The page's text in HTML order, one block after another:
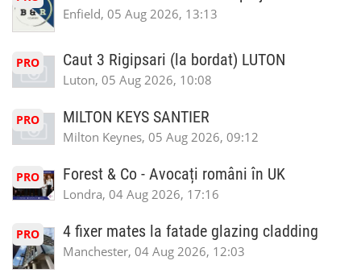
Enfield, 05 Aug 2026, 13:13
PRO Caut 3 Rigipsari (la bordat) LUTON
Luton, 05 Aug 2026, 10:08
PRO MILTON KEYS SANTIER
Milton Keynes, 05 Aug 2026, 09:12
PRO Forest & Co - Avocați români în UK
Londra, 04 Aug 2026, 17:16
PRO 4 fixer mates la fatade glazing cladding
Manchester, 04 Aug 2026, 12:03